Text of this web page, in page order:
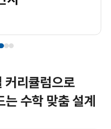
커리큘럼으로
수학 맞춤 설계